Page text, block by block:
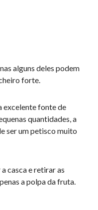
alguns deles podem
forte.
excelente fonte de
quantidades, a
ser um petisco muito
casca e retirar as
a polpa da fruta.